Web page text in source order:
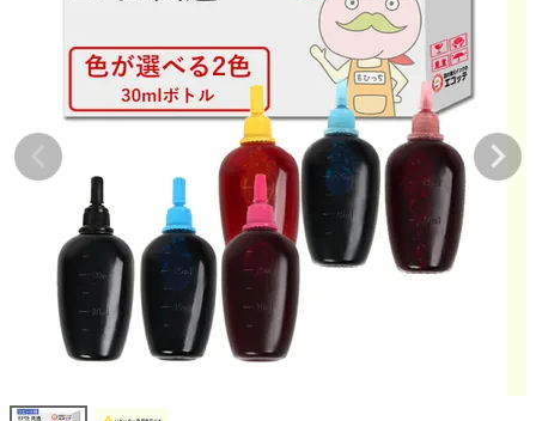
ブラザーインク
詰め替えインク
互換インクボトル
互換インクカートリッジ
再生インクカートリッジ
記事を探す
お客様の声
お店の紹介
ご利用ガイド